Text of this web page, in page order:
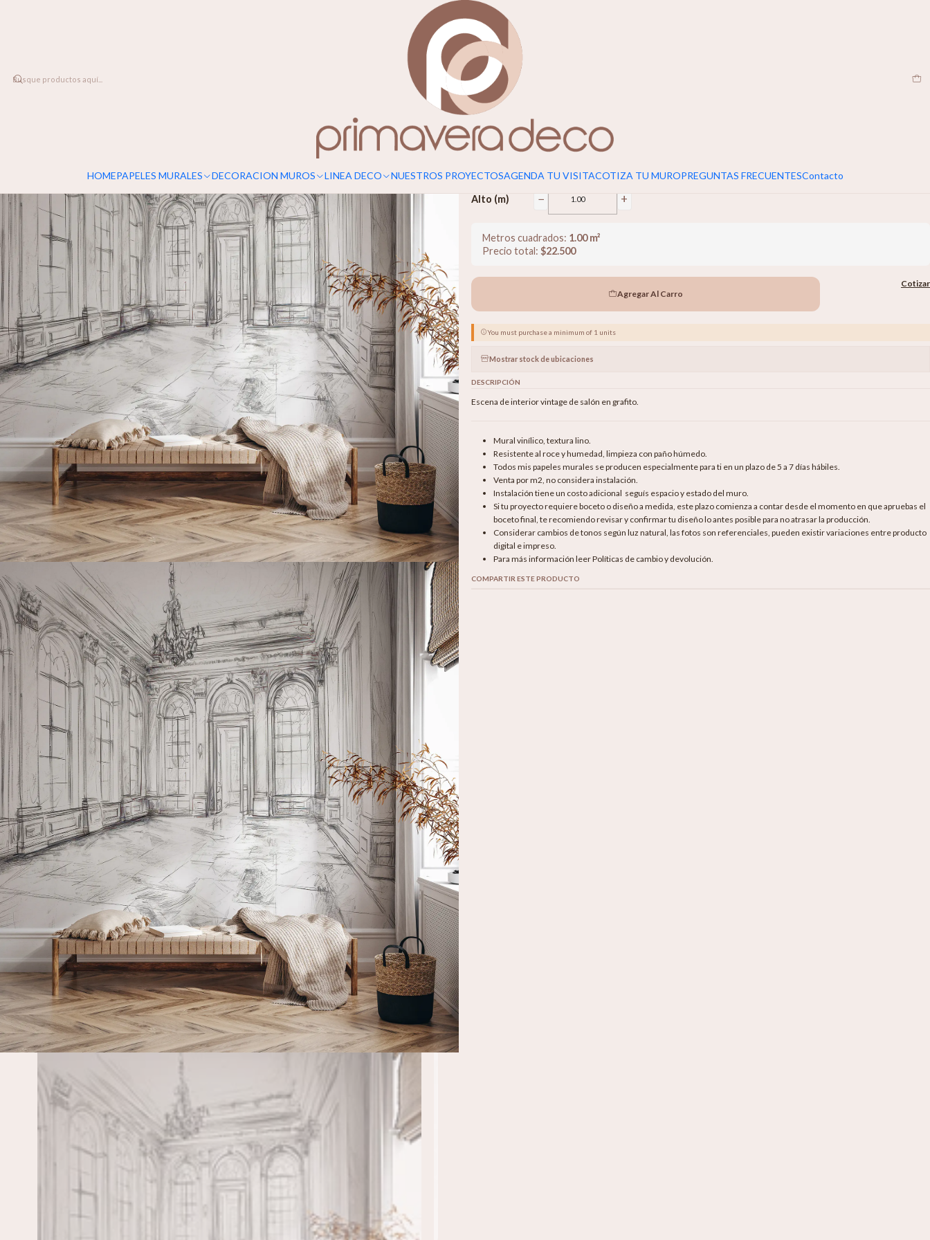
HOMEPAPELES MURALES DECORACION MUROS LINEA DECO NUESTROS PROYECTOSAGENDA TU VISITACOTIZA TU MUROPREGUNTAS FRECUENTESContacto
Para un calce perfecto, considerar sumar 5cm extra al ancho y alto de tu muro
Old Room
$22.500
Alto (m) − +
Metros cuadrados: 1.00m²
Precio total: $22.500
Agregar Al Carro
Cotizar
You must purchase a minimum of 1 units
Mostrar stock de ubicaciones
DESCRIPCIÓN
Escena de interior vintage de salón en grafito.
Mural vinílico, textura lino.
Resistente al roce y humedad, limpieza con paño húmedo.
Todos mis papeles murales se producen especialmente para ti en un plazo de 5 a 7 días hábiles.
Venta por m2, no considera instalación.
Instalación tiene un costo adicional seguís espacio y estado del muro.
Si tu proyecto requiere boceto o diseño a medida, este plazo comienza a contar desde el momento en que apruebas el
boceto final, te recomiendo revisar y confirmar tu diseño lo antes posible para no atrasar la producción.
Considerar cambios de tonos según luz natural, las fotos son referenciales, pueden existir variaciones entre producto
digital e impreso.
Para más información leer Políticas de cambio y devolución.
COMPARTIR ESTE PRODUCTO